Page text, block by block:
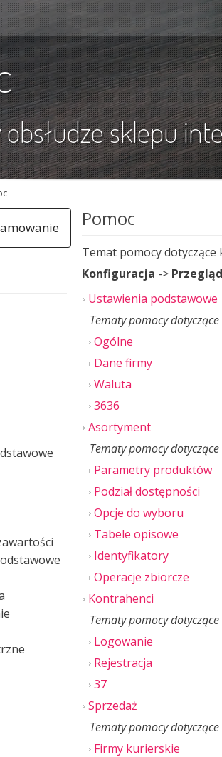
sklepu
Pomoc
Temat pomocy dotyczące
Konfiguracja ->
Ustawienia podstawowe
Tematy pomocy
Ogólne
Dane firmy
Waluta
3636
Asortyment
Tematy pomocy
Parametry produktów
Podział dostępności
Opcje do wyboru
Tabele opisowe
Identyfikatory
Operacje zbiorcze
Kontrahenci
Tematy pomocy
Logowanie
Rejestracja
37
Sprzedaż
Tematy pomocy
Firmy kurierskie